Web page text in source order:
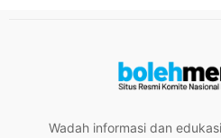
Wadah informasi dan